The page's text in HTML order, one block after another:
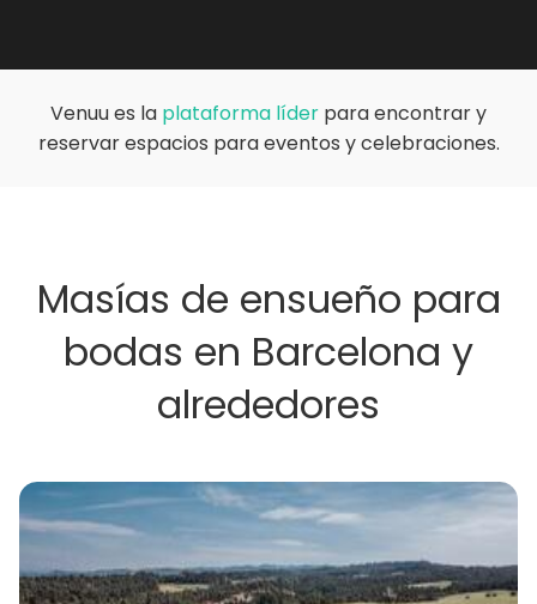
Venuu es la plataforma líder para encontrar y
reservar espacios para eventos y celebraciones.
Masías de ensueño para
bodas en Barcelona y
alrededores